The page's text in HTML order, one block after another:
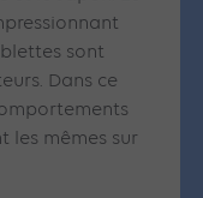
sont
Dans ce
les mêmes sur